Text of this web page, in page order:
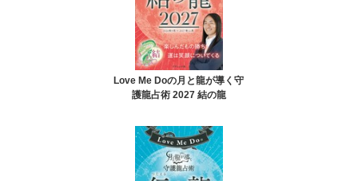
Love Me Doの月と龍が導く守
護龍占術 2027 結の龍